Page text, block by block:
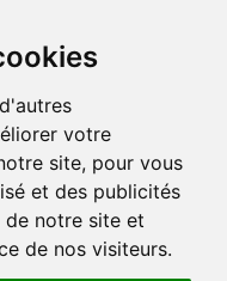
votre
site, pour vous
et des publicités
notre site et
de nos visiteurs.